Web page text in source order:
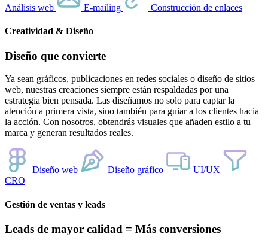
Análisis web E-mailing Construcción de enlaces
Creatividad & Diseño
Diseño que convierte
Ya sean gráficos, publicaciones en redes sociales o diseño de sitios
web, nuestras creaciones siempre están respaldadas por una
estrategia bien pensada. Las diseñamos no solo para captar la
atención a primera vista, sino también para guiar a los clientes hacia
la acción. Con nosotros, obtendrás visuales que añaden estilo a tu
marca y generan resultados reales.
Diseño web Diseño gráfico
UI/UX
CRO
Gestión de ventas y leads
Leads de mayor calidad = Más conversiones